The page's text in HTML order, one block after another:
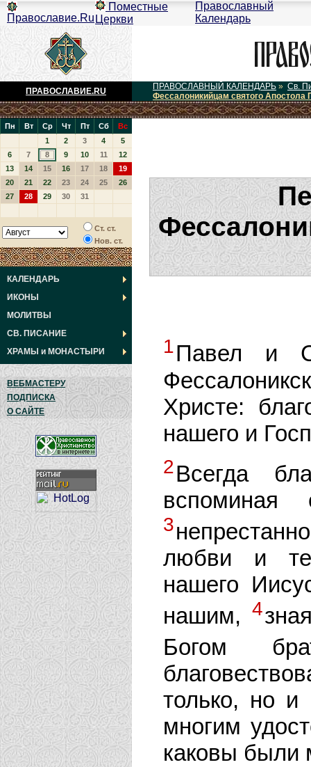
Православие.Ru
Поместные
Церкви
Православный
Календарь
ПРАВОСЛАВИЕ.RU ПРАВОСЛАВНЫЙ КАЛЕНДАРЬ » Св.
Фессалоникийцам святого Апостола
Пн Вт Ср Чт Пт Сб
Вс
1
2 3 4
5
6
7 8 9 10 11
12
13
14 15 16 17 18
19
20
21 22 23 24 25
26
27
28 29 30 31
Ст. ст.
Нов. ст.
КАЛЕНДАРЬ
ИКОНЫ
МОЛИТВЫ
СВ. ПИСАНИЕ
ХРАМЫ и МОНАСТЫРИ
ВЕБМАСТЕРУ
ПОДПИСКА
О САЙТЕ
1Павел и
Христе:
нашего и
2Всегда
3
любви и
нашего
нашим, 4
Богом
только, но
многим
каковы